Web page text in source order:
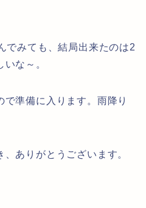
みても、結局出来たのは2
な～。
準備に入ります。雨降り
ありがとうございます。